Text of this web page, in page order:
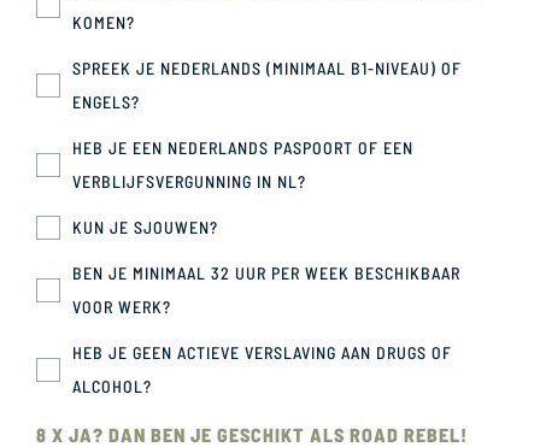
KOMEN?
SPREEK JE NEDERLANDS (MINIMAAL B1-NIVEAU) OF
ENGELS?
HEB JE EEN NEDERLANDS PASPOORT OF EEN
VERBLIJFSVERGUNNING IN NL?
KUN JE SJOUWEN?
BEN JE MINIMAAL 32 UUR PER WEEK BESCHIKBAAR
VOOR WERK?
HEB JE GEEN ACTIEVE VERSLAVING AAN DRUGS OF
ALCOHOL?
8 X JA? DAN BEN JE GESCHIKT ALS ROAD REBEL!